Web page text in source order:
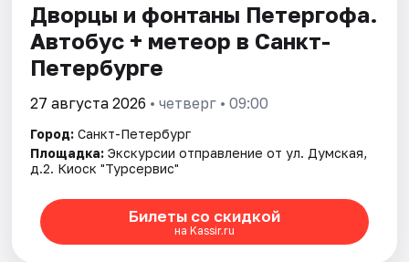
Дворцы и фонтаны Петергофа.
Автобус + метеор в Санкт-
Петербурге
27 августа 2026 • четверг • 09:00
Город: Санкт-Петербург
Площадка: Экскурсии отправление от ул. Думская,
д.2. Киоск "Турсервис"
Билеты со скидкой
на Kassir.ru